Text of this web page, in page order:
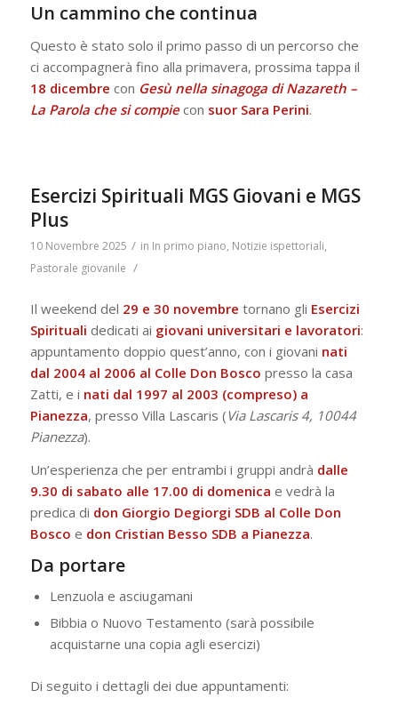
Un cammino che continua
Questo è stato solo il primo passo di un percorso che
ci accompagnerà fino alla primavera, prossima tappa il
18 dicembre con Gesù nella sinagoga di Nazareth –
La Parola che si compiecon suor Sara Perini.
Esercizi Spirituali MGS Giovani e MGS
Plus
10 Novembre 2025 / in In primo piano, Notizie ispettoriali,
Pastorale giovanile /
Il weekend del 29 e 30 novembre tornano gli Esercizi
Spirituali dedicati ai giovani universitari e lavoratori:
appuntamento doppio quest’anno, con i giovani nati
dal 2004 al 2006 al Colle Don Bosco presso la casa
Zatti, e i nati dal 1997 al 2003 (compreso) a
Pianezza, presso Villa Lascaris (Via Lascaris 4, 10044
Pianezza).
Un’esperienza che per entrambi i gruppi andrà dalle
9.30 di sabato alle 17.00 di domenica e vedrà la
predica di don Giorgio Degiorgi SDB al Colle Don
Bosco e don Cristian Besso SDB a Pianezza.
Da portare
Lenzuola e asciugamani
Bibbia o Nuovo Testamento (sarà possibile
acquistarne una copia agli esercizi)
Di seguito i dettagli dei due appuntamenti: